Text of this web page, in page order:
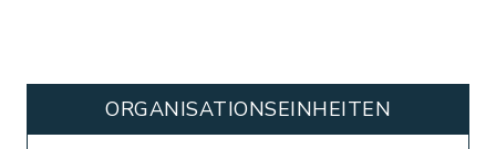
ORGANISATIONS­EINHEITEN